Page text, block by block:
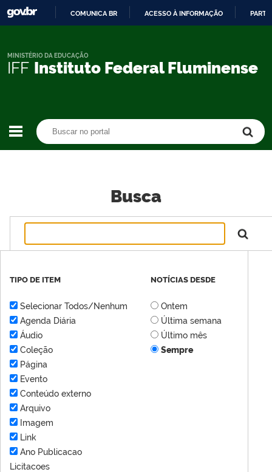
CONTEÚDO
COMUNICA BR ACESSO À INFORMAÇÃO
IFF Instituto Federal Fluminense
MINISTÉRIO DA EDUCAÇÃO
Busca
TIPO DE ITEM
Selecionar Todos/Nenhum
Agenda Diária
Áudio
Coleção
Página
Evento
Conteúdo externo
Arquivo
Imagem
Link
Ano Publicacao
Licitacoes
NOTÍCIAS DESDE
Ontem
Última semana
Último mês
Sempre